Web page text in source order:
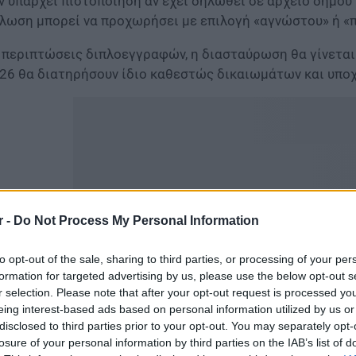
- Do Not Process My Personal Information
opt-out of the sale, sharing to third parties, or processing of your
for targeted advertising by us, please use the below opt-out
selection. Please note that after your opt-out request is processed
interest-based ads based on personal information utilized by us
to third parties prior to your opt-out. You may separately
of your personal information by third parties on the IAB’s list of
μπορεί να προχωρήσει με επιλογή «αγνώστου» ή
διπλοεγγραφών, η διασταύρωση θα
θα διατηρήσουν ίδιο καθεστώς δικαιωμάτων και
παρέμβαση από το υπουργείο Ανάπτυξης